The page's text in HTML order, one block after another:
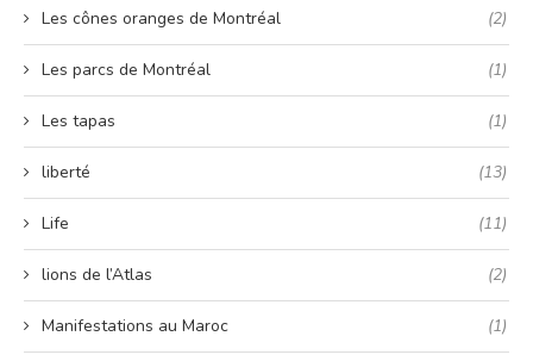
Les cônes oranges de Montréal (2)
Les parcs de Montréal (1)
Les tapas (1)
liberté (13)
Life (11)
lions de l’Atlas (2)
Manifestations au Maroc (1)